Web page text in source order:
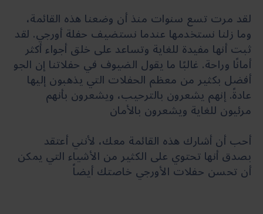
لقد مرت تسع سنوات منذ أن وضعنا هذه القائمة،
وما زلنا نستخدمها عندما نستضيف حفلة أورجي. لقد
ثبت أنها مفيدة للغاية وتساعد على خلق أجواء أكثر
أمانًا وراحة. غالبًا ما يقول الضيوف في حفلاتنا إن الجو
أفضل بكثير من معظم الحفلات التي يذهبون إليها
عادةً. إنهم يشعرون بالترحيب، ويشعرون بأنهم
مرئيون للغاية ويشعرون بالأمان
أحب أن أشارك هذه القائمة معك، لأنني أعتقد
بصدق أنها تحتوي على الكثير من الأشياء التي يمكن
أن تحسن حفلات الأورجي خاصتك أيضاً